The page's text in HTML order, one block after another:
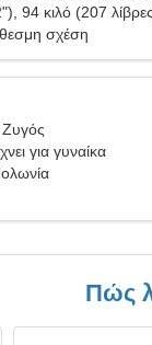
94 κιλό (207
σχέση
Ζυγός
για γυναίκα
Πώς